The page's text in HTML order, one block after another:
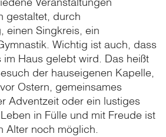
gestaltet, durch
einen Singkreis, ein
Wichtig ist auch, dass
im Haus gelebt wird. Das heißt
der hauseigenen Kapelle,
Ostern, gemeinsames
Adventzeit oder ein lustiges
in Fülle und mit Freude ist
Alter noch möglich.